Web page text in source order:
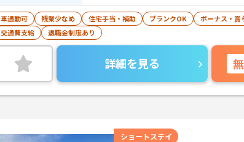
車通勤可 残業少なめ 住宅手当・補助 ブランクOK ボーナス・賞
交通費支給
退職金制度あり
詳細を見る
ショートステイ